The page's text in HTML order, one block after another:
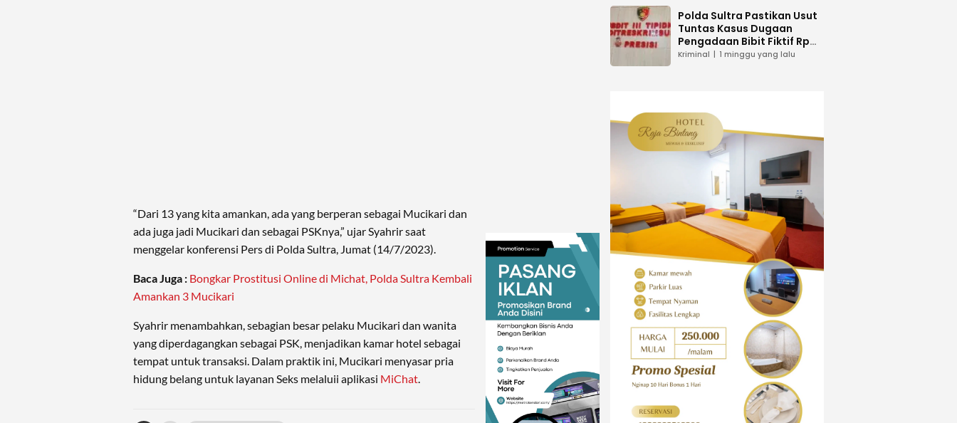
“Dari 13 yang kita amankan, ada yang berperan sebagai Mucikari dan
ada juga jadi Mucikari dan sebagai PSKnya,” ujar Syahrir saat
menggelar konferensi Pers di Polda Sultra, Jumat (14/7/2023).
Baca Juga : Bongkar Prostitusi Online di Michat, Polda Sultra Kembali
Amankan 3 Mucikari
Syahrir menambahkan, sebagian besar pelaku Mucikari dan wanita
yang diperdagangkan sebagai PSK, menjadikan kamar hotel sebagai
tempat untuk transaksi. Dalam praktik ini, Mucikari menyasar pria
hidung belang untuk layanan Seks melaluii aplikasi MiChat
Polda Sultra Pastikan Usut
Tuntas Kasus Dugaan
Pengadaan Bibit Fiktif Rp
26 Miliar
Kriminal 1 minggu yang lalu